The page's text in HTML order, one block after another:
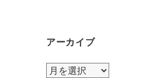
アーカイブ
ア